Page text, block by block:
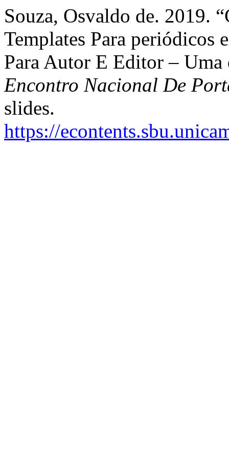
Souza, Osvaldo de. 2019.
Templates Para periódicos
Para Autor E Editor – Uma
Encontro Nacional De
slides.
https://